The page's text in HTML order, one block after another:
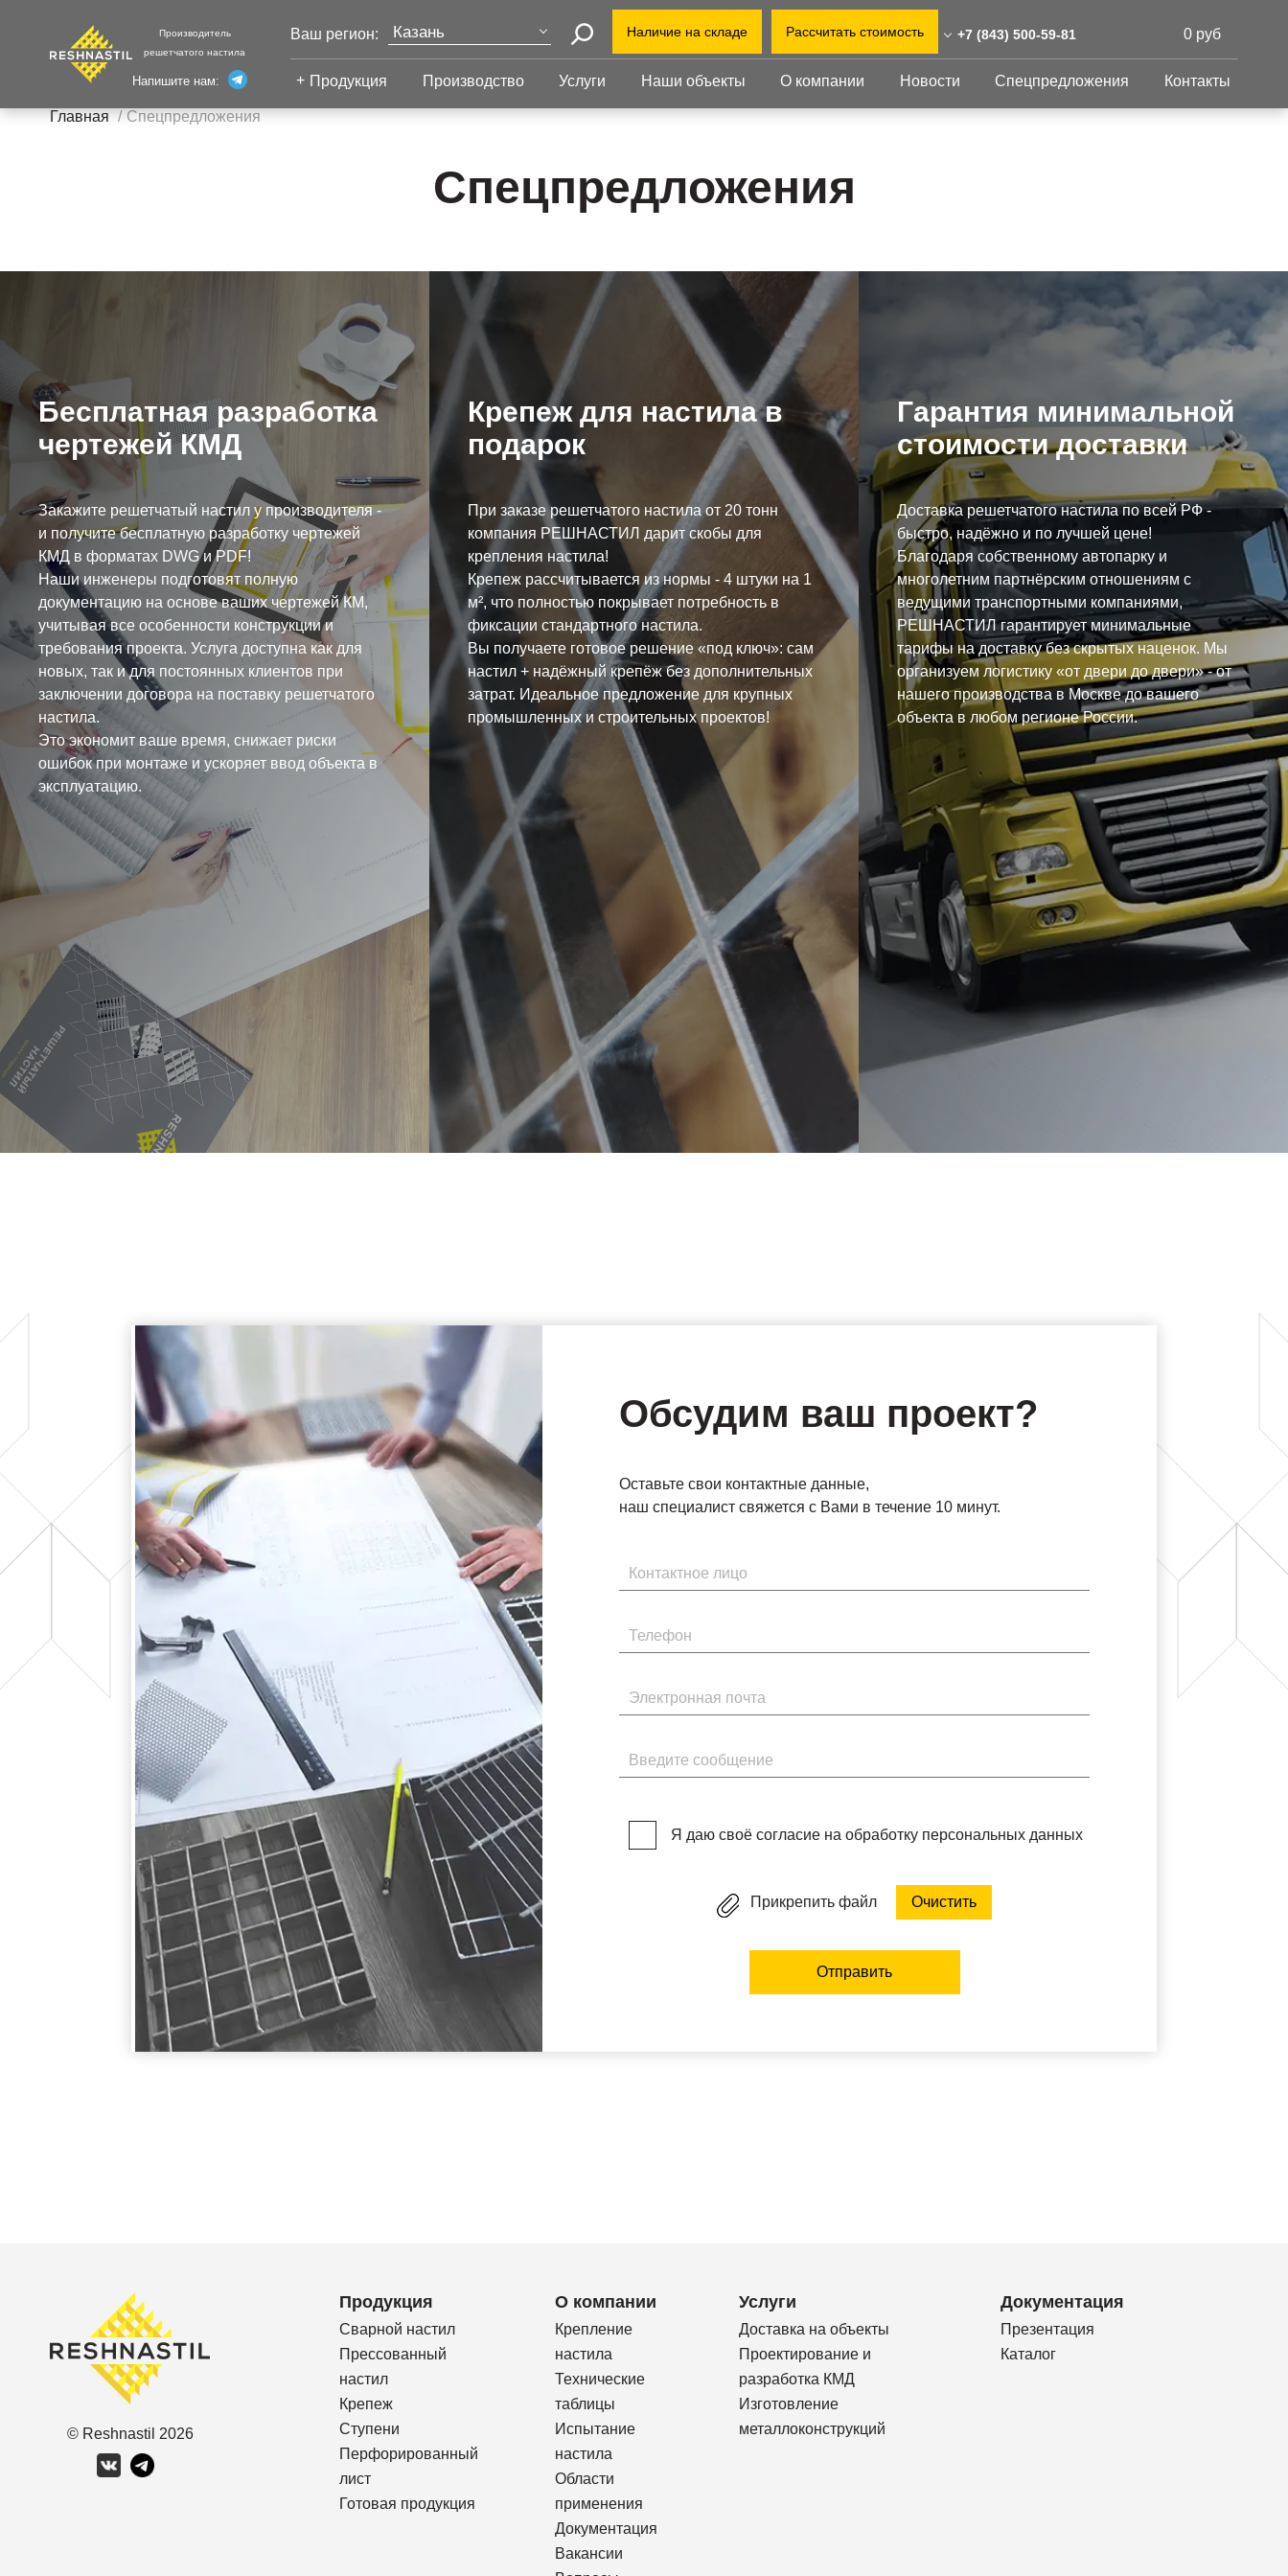
Производитель
решетчатого настила
Напишите нам:
Ваш регион: Казань
Санкт-Петербург
Екатеринбург
Наличие на складе Рассчитать стоимость +7 (843) 500-59-81
+7 (843) 500-59-81
Офис: 420021 Казань,
1-й Восточный проезд
0 руб
Продукция
Настил для морских
Прессованный настил
Прессованный настил с
Грязезащитные
решетки
Ступени
Прессованные
Ступени с
противоскольжением
настил
Готовая продукция
Производство Услуги Наши объекты О компании Новости Спецпредложения Контакты
Главная Спецпредложения
Спецпредложения
Бесплатная разработка
чертежей КМД
Закажите решетчатый настил у производителя -
и получите бесплатную разработку чертежей
КМД в форматах DWG и PDF!
Наши инженеры подготовят полную
документацию на основе ваших чертежей КМ,
учитывая все особенности конструкции и
требования проекта. Услуга доступна как для
новых, так и для постоянных клиентов при
заключении договора на поставку решетчатого
настила.
Это экономит ваше время, снижает риски
ошибок при монтаже и ускоряет ввод объекта в
эксплуатацию.
Крепеж для настила в
подарок
При заказе решетчатого настила от 20 тонн
компания РЕШНАСТИЛ дарит скобы для
крепления настила!
Крепеж рассчитывается из нормы - 4 штуки на 1
м², что полностью покрывает потребность в
фиксации стандартного настила.
Вы получаете готовое решение «под ключ»: сам
настил + надёжный крепёж без дополнительных
затрат. Идеальное предложение для крупных
промышленных и строительных проектов!
Гарантия минимальной
стоимости доставки
Доставка решетчатого настила по всей РФ -
быстро, надёжно и по лучшей цене!
Благодаря собственному автопарку и
многолетним партнёрским отношениям с
ведущими транспортными компаниями,
РЕШНАСТИЛ гарантирует минимальные
тарифы на доставку без скрытых наценок. Мы
организуем логистику «от двери до двери» - от
нашего производства в Москве до вашего
объекта в любом регионе России.
Обсудим ваш проект?
Оставьте свои контактные данные,
наш специалист свяжется с Вами в течение 10 минут.
Имя
Телефон
Электронная почта
Введите сообщение
Я даю своё согласие на обработку персональных данных
Прикрепить файл Очистить
Отправить
© Reshnastil 2026
Продукция
Сварной настил
Прессованный
настил
Крепеж
Ступени
Перфорированный
лист
Готовая продукция
О компании
Крепление
настила
Технические
таблицы
Испытание
настила
Области
применения
Документация
Вакансии
Услуги
Доставка на объекты
Проектирование и
разработка КМД
Изготовление
металлоконструкций
Документация
Презентация
Каталог